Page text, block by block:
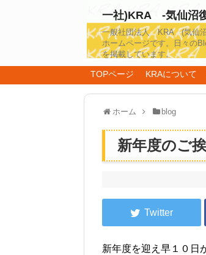
一社)KRA -気仙沼
一般社団法人 KRA (気仙沼
ホームページです。日々の
を掲載しています。
TOPページ KRAについて
ホーム blog
新年度のご
新年度を迎え早１０日